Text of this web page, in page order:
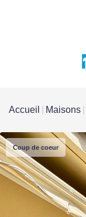
Accueil Maisons
Coup de coeur